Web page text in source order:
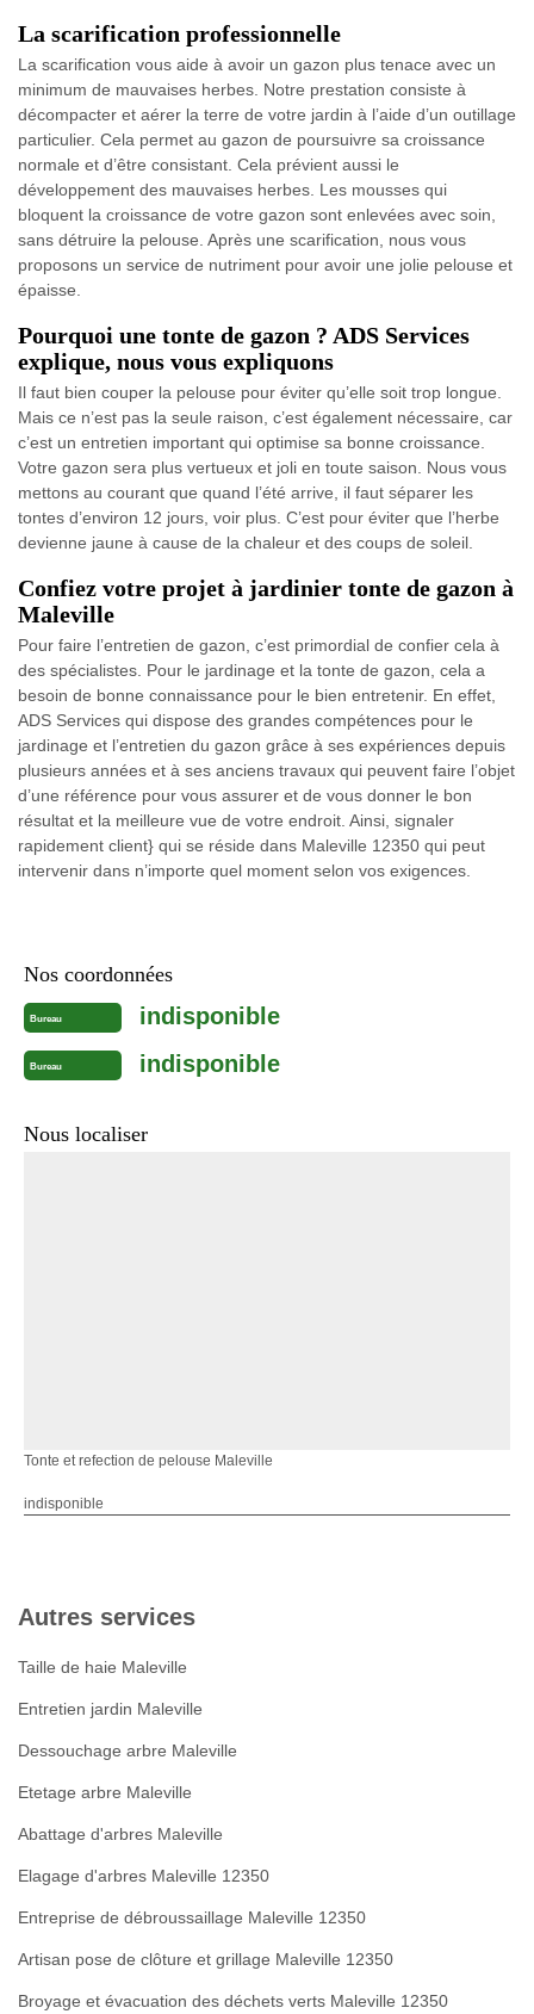
La scarification professionnelle
La scarification vous aide à avoir un gazon plus tenace avec un
minimum de mauvaises herbes. Notre prestation consiste à
décompacter et aérer la terre de votre jardin à l’aide d’un outillage
particulier. Cela permet au gazon de poursuivre sa croissance
normale et d’être consistant. Cela prévient aussi le
développement des mauvaises herbes. Les mousses qui
bloquent la croissance de votre gazon sont enlevées avec soin,
sans détruire la pelouse. Après une scarification, nous vous
proposons un service de nutriment pour avoir une jolie pelouse et
épaisse.
Pourquoi une tonte de gazon ? ADS Services
explique, nous vous expliquons
Il faut bien couper la pelouse pour éviter qu’elle soit trop longue.
Mais ce n’est pas la seule raison, c’est également nécessaire, car
c’est un entretien important qui optimise sa bonne croissance.
Votre gazon sera plus vertueux et joli en toute saison. Nous vous
mettons au courant que quand l’été arrive, il faut séparer les
tontes d’environ 12 jours, voir plus. C’est pour éviter que l’herbe
devienne jaune à cause de la chaleur et des coups de soleil.
Confiez votre projet à jardinier tonte de gazon à
Maleville
Pour faire l’entretien de gazon, c’est primordial de confier cela à
des spécialistes. Pour le jardinage et la tonte de gazon, cela a
besoin de bonne connaissance pour le bien entretenir. En effet,
ADS Services qui dispose des grandes compétences pour le
jardinage et l’entretien du gazon grâce à ses expériences depuis
plusieurs années et à ses anciens travaux qui peuvent faire l’objet
d’une référence pour vous assurer et de vous donner le bon
résultat et la meilleure vue de votre endroit. Ainsi, signaler
rapidement client} qui se réside dans Maleville 12350 qui peut
intervenir dans n’importe quel moment selon vos exigences.
Nos coordonnées
Bureau indisponible
Bureau indisponible
Nous localiser
Tonte et refection de pelouse Maleville
indisponible
Autres services
Taille de haie Maleville
Entretien jardin Maleville
Dessouchage arbre Maleville
Etetage arbre Maleville
Abattage d'arbres Maleville
Elagage d'arbres Maleville 12350
Entreprise de débroussaillage Maleville 12350
Artisan pose de clôture et grillage Maleville 12350
Broyage et évacuation des déchets verts Maleville 12350